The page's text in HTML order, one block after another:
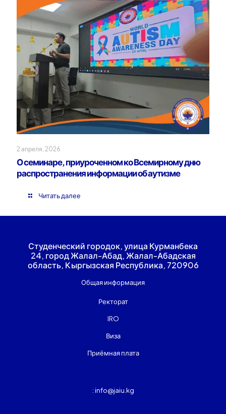
2 апреля, 2026
О семинаре, приуроченном ко Всемирному дню
распространения информации об аутизме
Читать далее
Студенческий городок, улица Курманбека
24, город Жалал-Абад, Жалал-Абадская
область, Кыргызская Республика, 720906
Общая информация
Ректорат
IRO
Виза
Приёмная плата
: info@jaiu.kg